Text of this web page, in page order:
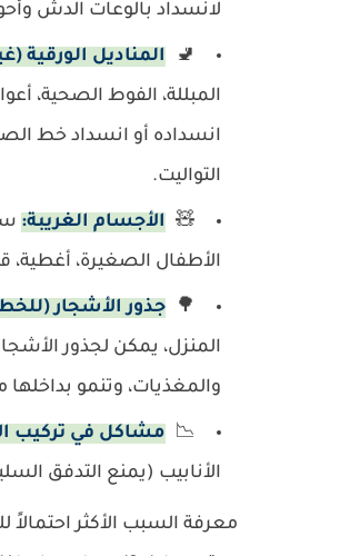
لانسداد بالوعات الدش
🚽 المناديل الورقية
المبللة، الفوط الصحية،
انسداده أو انسداد خط
التواليت.
🧸 الأجسام الغريبة:
الأطفال الصغيرة،
🌳 جذور الأشجار
المنزل، يمكن لجذور
والمغذيات، وتنمو بداخلها
📉 مشاكل في تركيب
الأنابيب (يمنع التدفق
معرفة السبب الأكثر